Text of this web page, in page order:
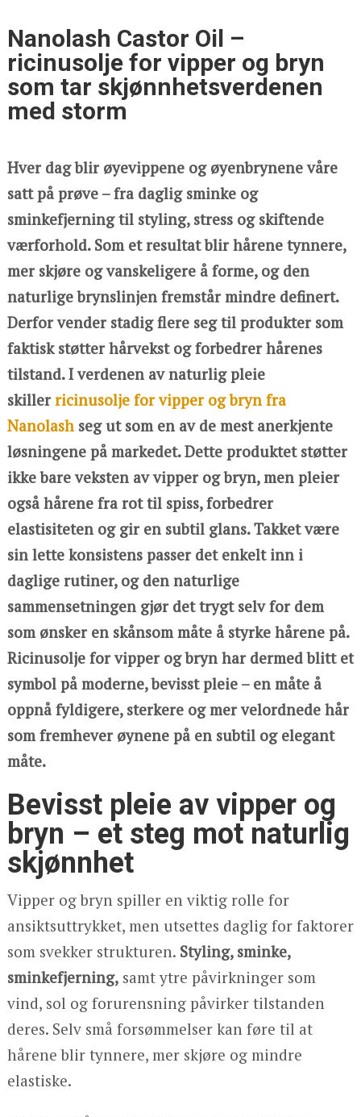
Nanolash Castor Oil –
ricinusolje for vipper og bryn
som tar skjønnhetsverdenen
med storm
Hver dag blir øyevippene og øyenbrynene våre
satt på prøve – fra daglig sminke og
sminkefjerning til styling, stress og skiftende
værforhold. Som et resultat blir hårene tynnere,
mer skjøre og vanskeligere å forme, og den
naturlige brynslinjen fremstår mindre definert.
Derfor vender stadig flere seg til produkter som
faktisk støtter hårvekst og forbedrer hårenes
tilstand. I verdenen av naturlig pleie
skillerricinusolje for vipper og bryn fra
Nanolashseg ut som en av de mest anerkjente
løsningene på markedet. Dette produktet støtter
ikke bare veksten av vipper og bryn, men pleier
også hårene fra rot til spiss, forbedrer
elastisiteten og gir en subtil glans. Takket være
sin lette konsistens passer det enkelt inn i
daglige rutiner, og den naturlige
sammensetningen gjør det trygt selv for dem
som ønsker en skånsom måte å styrke hårene på.
Ricinusolje for vipper og bryn har dermed blitt et
symbol på moderne, bevisst pleie – en måte å
oppnå fyldigere, sterkere og mer velordnede hår
som fremhever øynene på en subtil og elegant
måte.
Bevisst pleie av vipper og
bryn – et steg mot naturlig
skjønnhet
Vipper og bryn spiller en viktig rolle for
ansiktsuttrykket, men utsettes daglig for faktorer
som svekker strukturen. Styling, sminke,
sminkefjerning,samt ytre påvirkninger som
vind, sol og forurensning påvirker tilstanden
deres. Selv små forsømmelser kan føre til at
hårene blir tynnere, mer skjøre og mindre
elastiske.